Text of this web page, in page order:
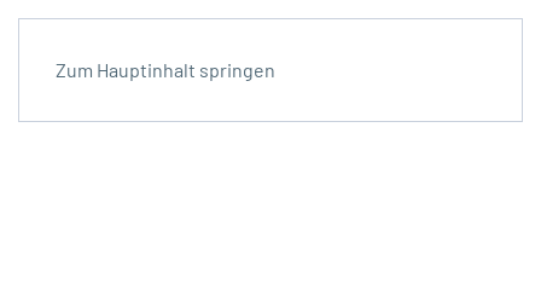
Zum Hauptinhalt springen